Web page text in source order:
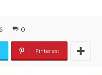
0
Pinterest